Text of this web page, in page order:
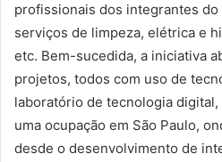
profissionais dos integrantes
serviços de limpeza, elétrica e
etc. Bem-sucedida, a iniciativa
projetos, todos com uso de
laboratório de tecnologia digital,
uma ocupação em São Paulo,
desde o desenvolvimento de